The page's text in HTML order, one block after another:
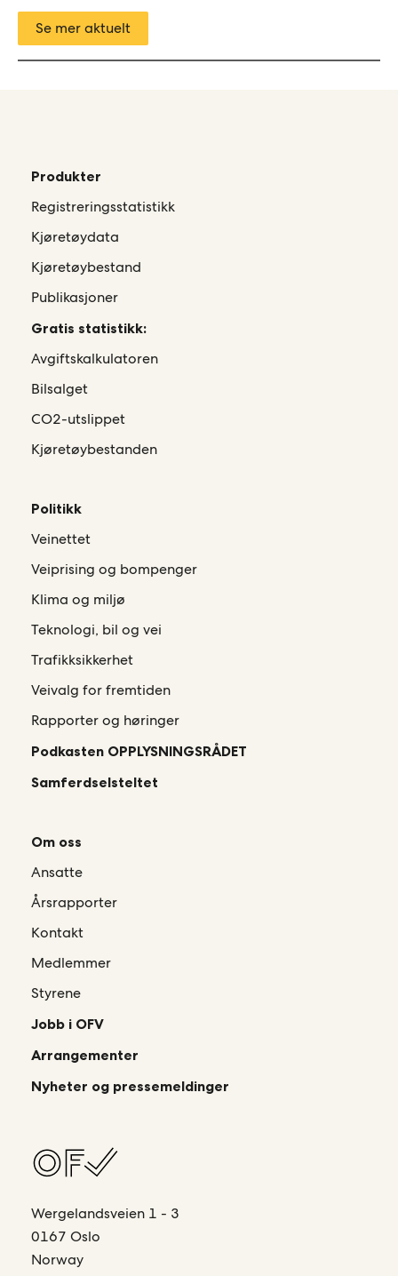
Se mer aktuelt
Produkter
Registreringsstatistikk
Kjøretøydata
Kjøretøybestand
Publikasjoner
Gratis statistikk:
Avgiftskalkulatoren
Bilsalget
CO2-utslippet
Kjøretøybestanden
Politikk
Veinettet
Veiprising og bompenger
Klima og miljø
Teknologi, bil og vei
Trafikksikkerhet
Veivalg for fremtiden
Rapporter og høringer
Podkasten OPPLYSNINGSRÅDET
Samferdselsteltet
Om oss
Ansatte
Årsrapporter
Kontakt
Medlemmer
Styrene
Jobb i OFV
Arrangementer
Nyheter og pressemeldinger
Wergelandsveien 1 - 3
0167 Oslo
Norway